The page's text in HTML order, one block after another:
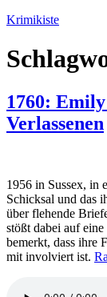
Zum
springen
Krimikiste
1760:
Verlassenen
1956 in Sussex, in
Schicksal und das
über flehende
stößt dabei auf
bemerkt, dass ihre
mit involviert ist.